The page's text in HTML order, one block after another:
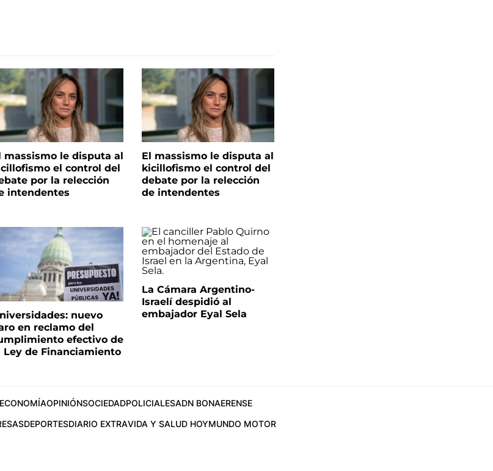
massismo le disputa al
el control del
por la relección
intendentes
El massismo le disputa al
kicillofismo el control del
debate por la relección
de intendentes
nuevo
en reclamo del
efectivo de
Ley de Financiamiento
La Cámara Argentino-
Israelí despidió al
embajador Eyal Sela
ECONOMÍAOPINIÓNSOCIEDADPOLICIALESADN BONAERENSE
DEPORTESDIARIO EXTRAVIDA Y SALUD HOYMUNDO MOTOR